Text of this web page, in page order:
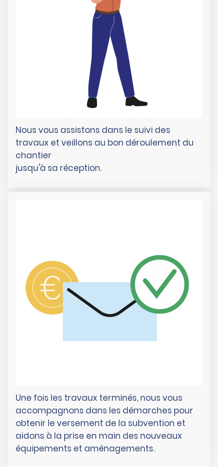
Nous vous assistons dans le suivi des
travaux et veillons au bon déroulement du
chantier
jusqu'à sa réception.
Une fois les travaux terminés, nous vous
accompagnons dans les démarches pour
obtenir le versement de la subvention et
aidons à la prise en main des nouveaux
équipements et aménagements.